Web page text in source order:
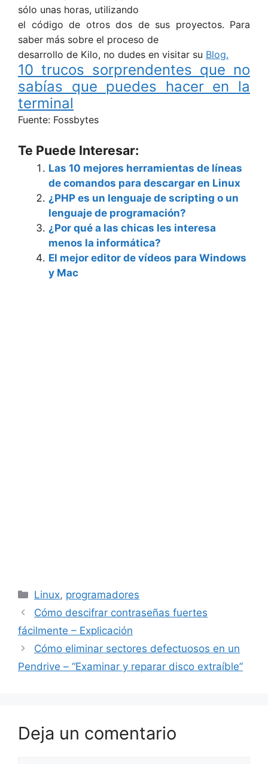
sólo unas horas, utilizando
el código de otros dos de sus proyectos. Para
saber más sobre el proceso de
desarrollo de Kilo, no dudes en visitar su Blog.
10 trucos sorprendentes que no
sabías que puedes hacer en la
terminal
Fuente: Fossbytes
Te Puede Interesar:
Las 10 mejores herramientas de líneas
de comandos para descargar en Linux
¿PHP es un lenguaje de scripting o un
lenguaje de programación?
¿Por qué a las chicas les interesa
menos la informática?
El mejor editor de vídeos para Windows
y Mac
Categorías
Linux, programadores
Cómo descifrar contraseñas fuertes
fácilmente – Explicación
Cómo eliminar sectores defectuosos en un
Pendrive – “Examinar y reparar disco extraíble”
Deja un comentario